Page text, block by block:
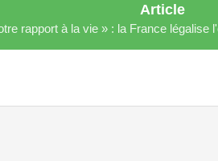
Article
rapport à la vie » : la France légalise